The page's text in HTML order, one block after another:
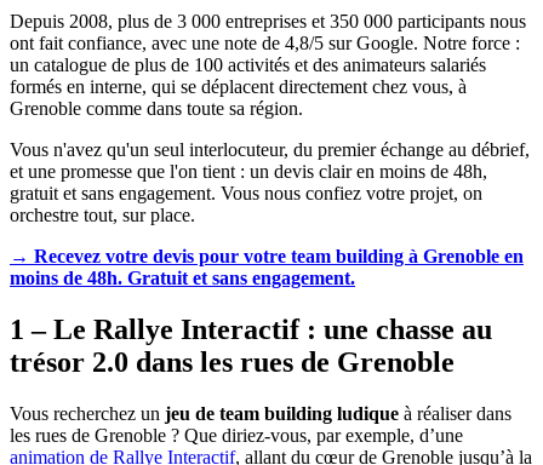
Depuis 2008, plus de 3 000 entreprises et 350 000 participants nous
ont fait confiance, avec une note de 4,8/5 sur Google. Notre force :
un catalogue de plus de 100 activités et des animateurs salariés
formés en interne, qui se déplacent directement chez vous, à
Grenoble comme dans toute sa région.
Vous n'avez qu'un seul interlocuteur, du premier échange au débrief,
et une promesse que l'on tient : un devis clair en moins de 48h,
gratuit et sans engagement. Vous nous confiez votre projet, on
orchestre tout, sur place.
→ Recevez votre devis pour votre team building à Grenoble en
moins de 48h. Gratuit et sans engagement.
1 – Le Rallye Interactif : une chasse au
trésor 2.0 dans les rues de Grenoble
Vous recherchez un jeu de team building ludique à réaliser dans
les rues de Grenoble ? Que diriez-vous, par exemple, d’une
animation de Rallye Interactif, allant du cœur de Grenoble jusqu’à la